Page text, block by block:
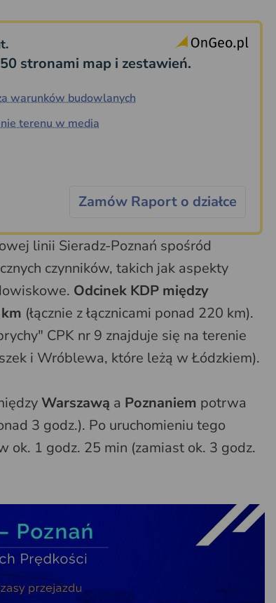
stronami map i zestawień.
warunków budowlanych
terenu w media
Zamów Raport o działce
linii Sieradz-Poznań spośród
czynników, takich jak aspekty
Odcinek KDP między
(łącznie z łącznicami ponad 220 km).
CPK nr 9 znajduje się na terenie
i Wróblewa, które leżą w Łódzkiem).
Warszawą a Poznaniem potrwa
3 godz.). Po uruchomieniu tego
ok. 1 godz. 25 min (zamiast ok. 3 godz.